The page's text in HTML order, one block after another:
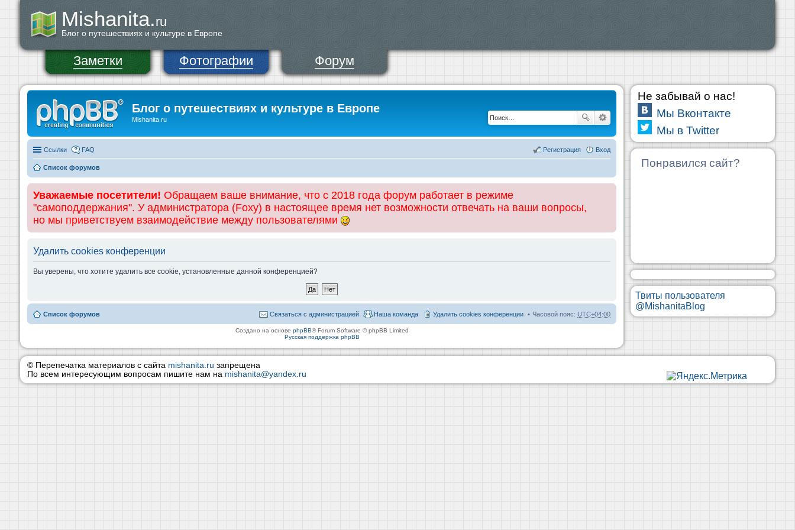
Mishanita.ru
Блог о путешествиях и культуре в Европе
Заметки Фотографии Форум
Блог о путешествиях и культуре в Европе
Mishanita.ru
Ссылки FAQ Вход
Регистрация
Список форумов
Уважаемые посетители! Обращаем ваше внимание, что с 2018 года форум работает в режиме
"самоподдержания". У администратора (Foxy) в настоящее время нет возможности отвечать на ваши вопросы,
но мы приветствуем взаимодействие между пользователями
Удалить cookies конференции
Вы уверены, что хотите удалить все cookie, установленные данной конференцией?
Список форумов Часовой пояс: UTC+04:00
Удалить cookies конференции
Наша команда
Связаться с администрацией
Создано на основе phpBB® Forum Software © phpBB Limited
Русская поддержка phpBB
Не забывай о нас!
Мы Вконтакте
Мы в Twitter
Понравился сайт?
Твиты пользователя
@MishanitaBlog
© Перепечатка материалов с сайта mishanita.ru запрещена
По всем интересующим вопросам пишите нам на mishanita@yandex.ru